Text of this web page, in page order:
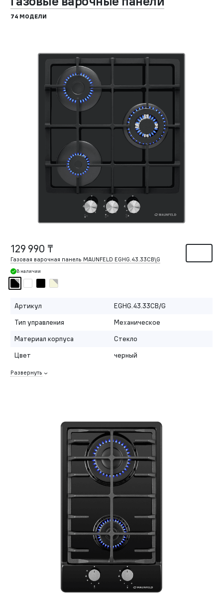
74 МОДЕЛИ
129 990 ₸
Газовая варочная панель MAUNFELD EGHG.43.33CB\G
В наличии
Артикул
EGHG.43.33CB/G
Тип управления
Механическое
Материал корпуса
Стекло
Цвет
черный
Развернуть